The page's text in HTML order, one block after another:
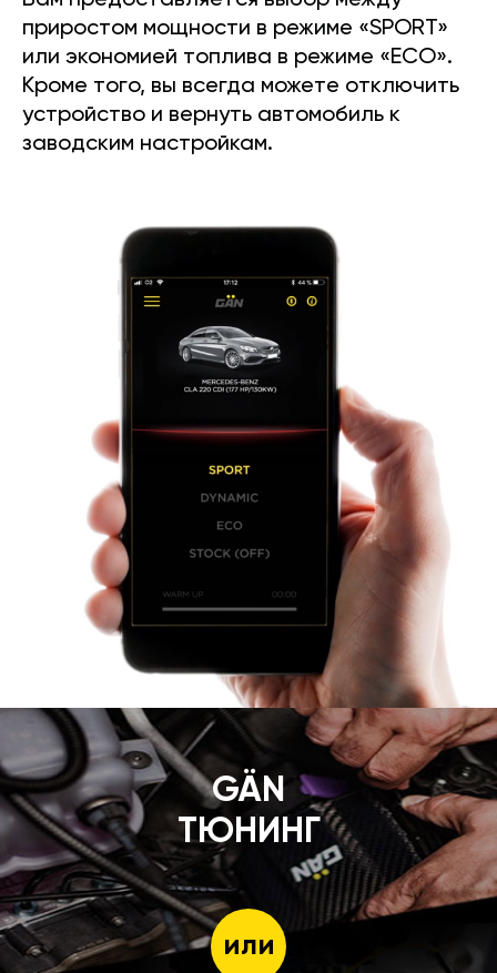
приростом мощности в режиме «SPORT»
или экономией топлива в режиме «ECO».
Кроме того, вы всегда можете отключить
устройство и вернуть автомобиль к
заводским настройкам.
GÄN
ТЮНИНГ
или